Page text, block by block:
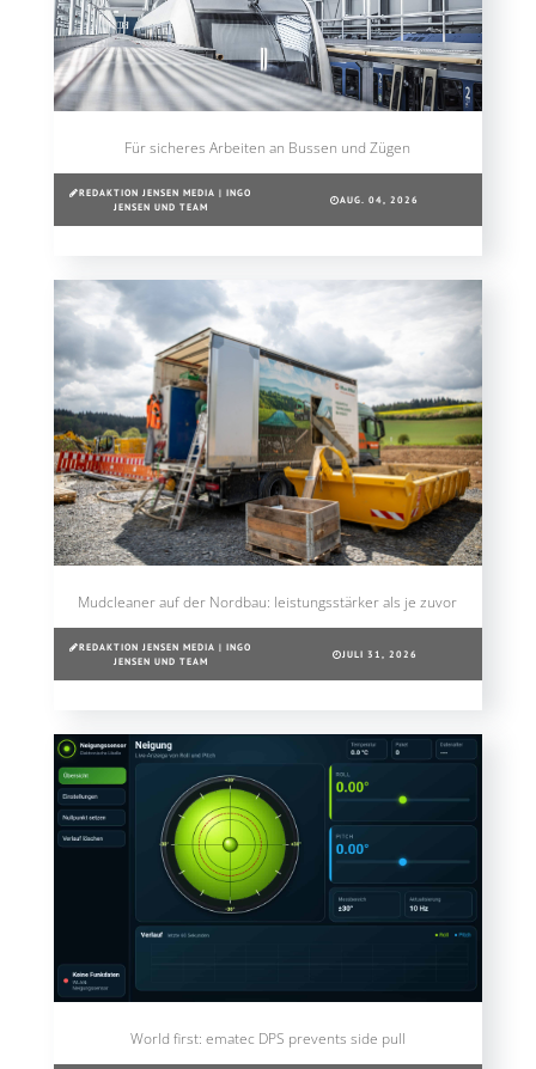
Für sicheres Arbeiten an Bussen und Zügen
REDAKTION JENSEN MEDIA | INGO
JENSEN UND TEAM
AUG. 04, 2026
Mudcleaner auf der Nordbau: leistungsstärker als je zuvor
REDAKTION JENSEN MEDIA | INGO
JENSEN UND TEAM
JULI 31, 2026
World first: ematec DPS prevents side pull